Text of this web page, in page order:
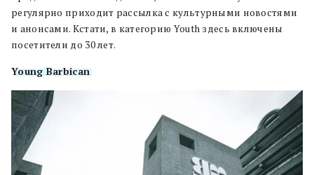
регулярно приходит рассылка с культурными новостями
и анонсами. Кстати, в категорию Youth здесь включены
посетители до 30 лет.
Young Barbican